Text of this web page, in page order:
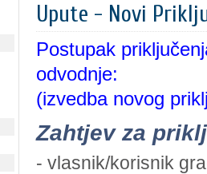
Upute - Novi
Postupak
odvodnje:
(izvedba novog
Zahtjev za
- vlasnik/korisnik